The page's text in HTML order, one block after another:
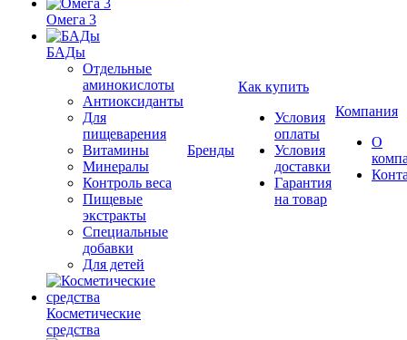
Омега 3
БАДы
Отдельные
аминокислоты
Антиоксиданты
Для
пищеварения
Витамины
Минералы
Контроль веса
Пищевые
экстракты
Специальные
добавки
Для детей
Косметические
средства
Бренды
Как купить
Условия
оплаты
Условия
доставки
Гарантия
на товар
Компания
О